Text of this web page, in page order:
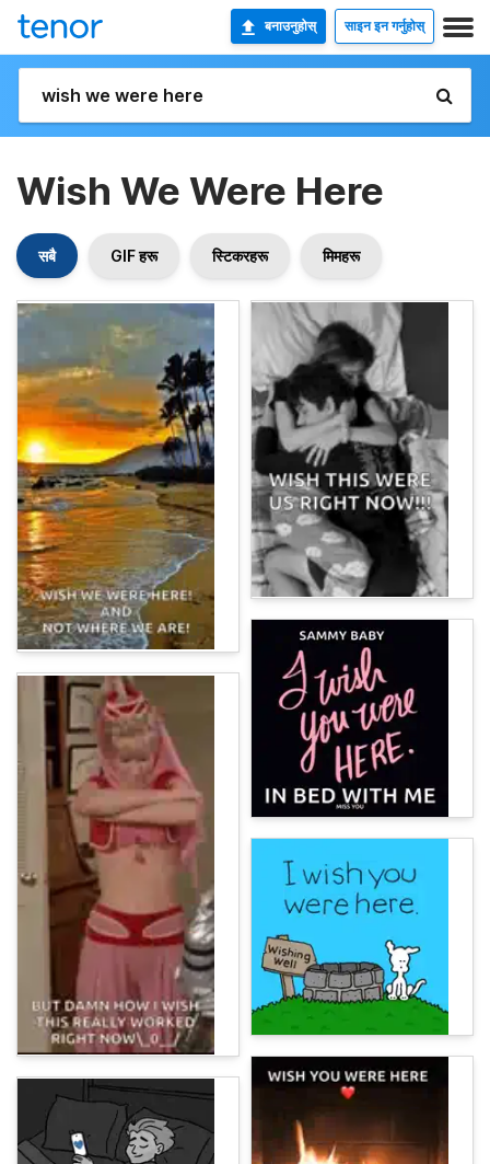
बनाउनुहोस् साइन इन गर्नुहोस्
Wish We Were Here
सबै GIF हरू स्टिकरहरू मिमहरू